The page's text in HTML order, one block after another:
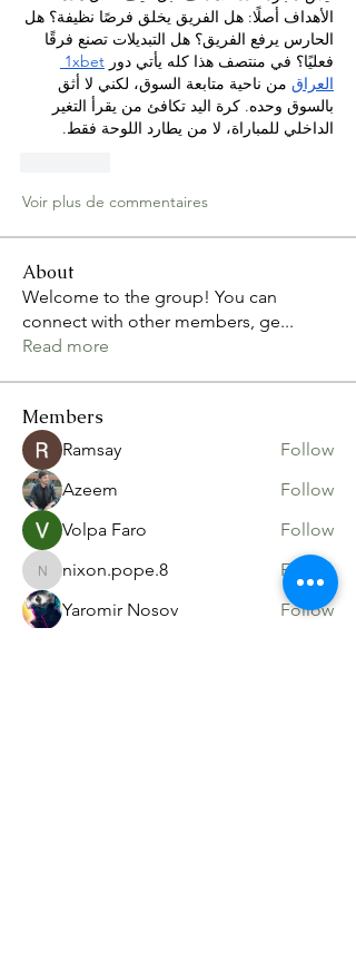
فعليًا؟ في منتصف هذا كله يأتي دور
العراق
الداخلي للمباراة، لا من يطارد اللوحة فقط.
Voir plus de commentaires
About
Welcome to the group! You can
connect with other members, ge...
Read more
Members
Ramsay
Follow
Azeem
Follow
Volpa Faro
Follow
nixon.pope.8
nixon.pope.8
Follow
Yaromir Nosov
Follow